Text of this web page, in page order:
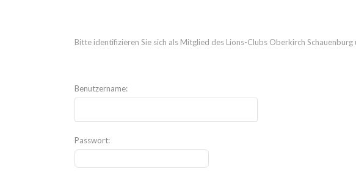
Bitte identifizieren Sie sich als Mitglied des Lions-Clubs Oberkirch
Benutzername:
Passwort: